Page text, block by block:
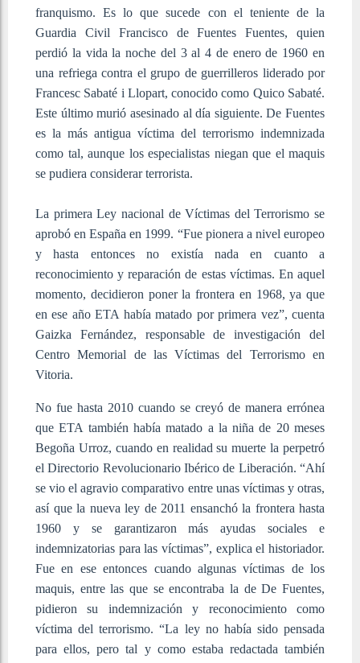
franquismo. Es lo que sucede con el teniente de la
Guardia Civil Francisco de Fuentes Fuentes, quien
perdió la vida la noche del 3 al 4 de enero de 1960 en
una refriega contra el grupo de guerrilleros liderado por
Francesc Sabaté i Llopart, conocido como Quico Sabaté.
Este último murió asesinado al día siguiente. De Fuentes
es la más antigua víctima del terrorismo indemnizada
como tal, aunque los especialistas niegan que el maquis
se pudiera considerar terrorista.
La primera Ley nacional de Víctimas del Terrorismo se
aprobó en España en 1999. “Fue pionera a nivel europeo
y hasta entonces no existía nada en cuanto a
reconocimiento y reparación de estas víctimas. En aquel
momento, decidieron poner la frontera en 1968, ya que
en ese año ETA había matado por primera vez”, cuenta
Gaizka Fernández, responsable de investigación del
Centro Memorial de las Víctimas del Terrorismo en
Vitoria.
No fue hasta 2010 cuando se creyó de manera errónea
que ETA también había matado a la niña de 20 meses
Begoña Urroz, cuando en realidad su muerte la perpetró
el Directorio Revolucionario Ibérico de Liberación. “Ahí
se vio el agravio comparativo entre unas víctimas y otras,
así que la nueva ley de 2011 ensanchó la frontera hasta
1960 y se garantizaron más ayudas sociales e
indemnizatorias para las víctimas”, explica el historiador.
Fue en ese entonces cuando algunas víctimas de los
maquis, entre las que se encontraba la de De Fuentes,
pidieron su indemnización y reconocimiento como
víctima del terrorismo. “La ley no había sido pensada
para ellos, pero tal y como estaba redactada también